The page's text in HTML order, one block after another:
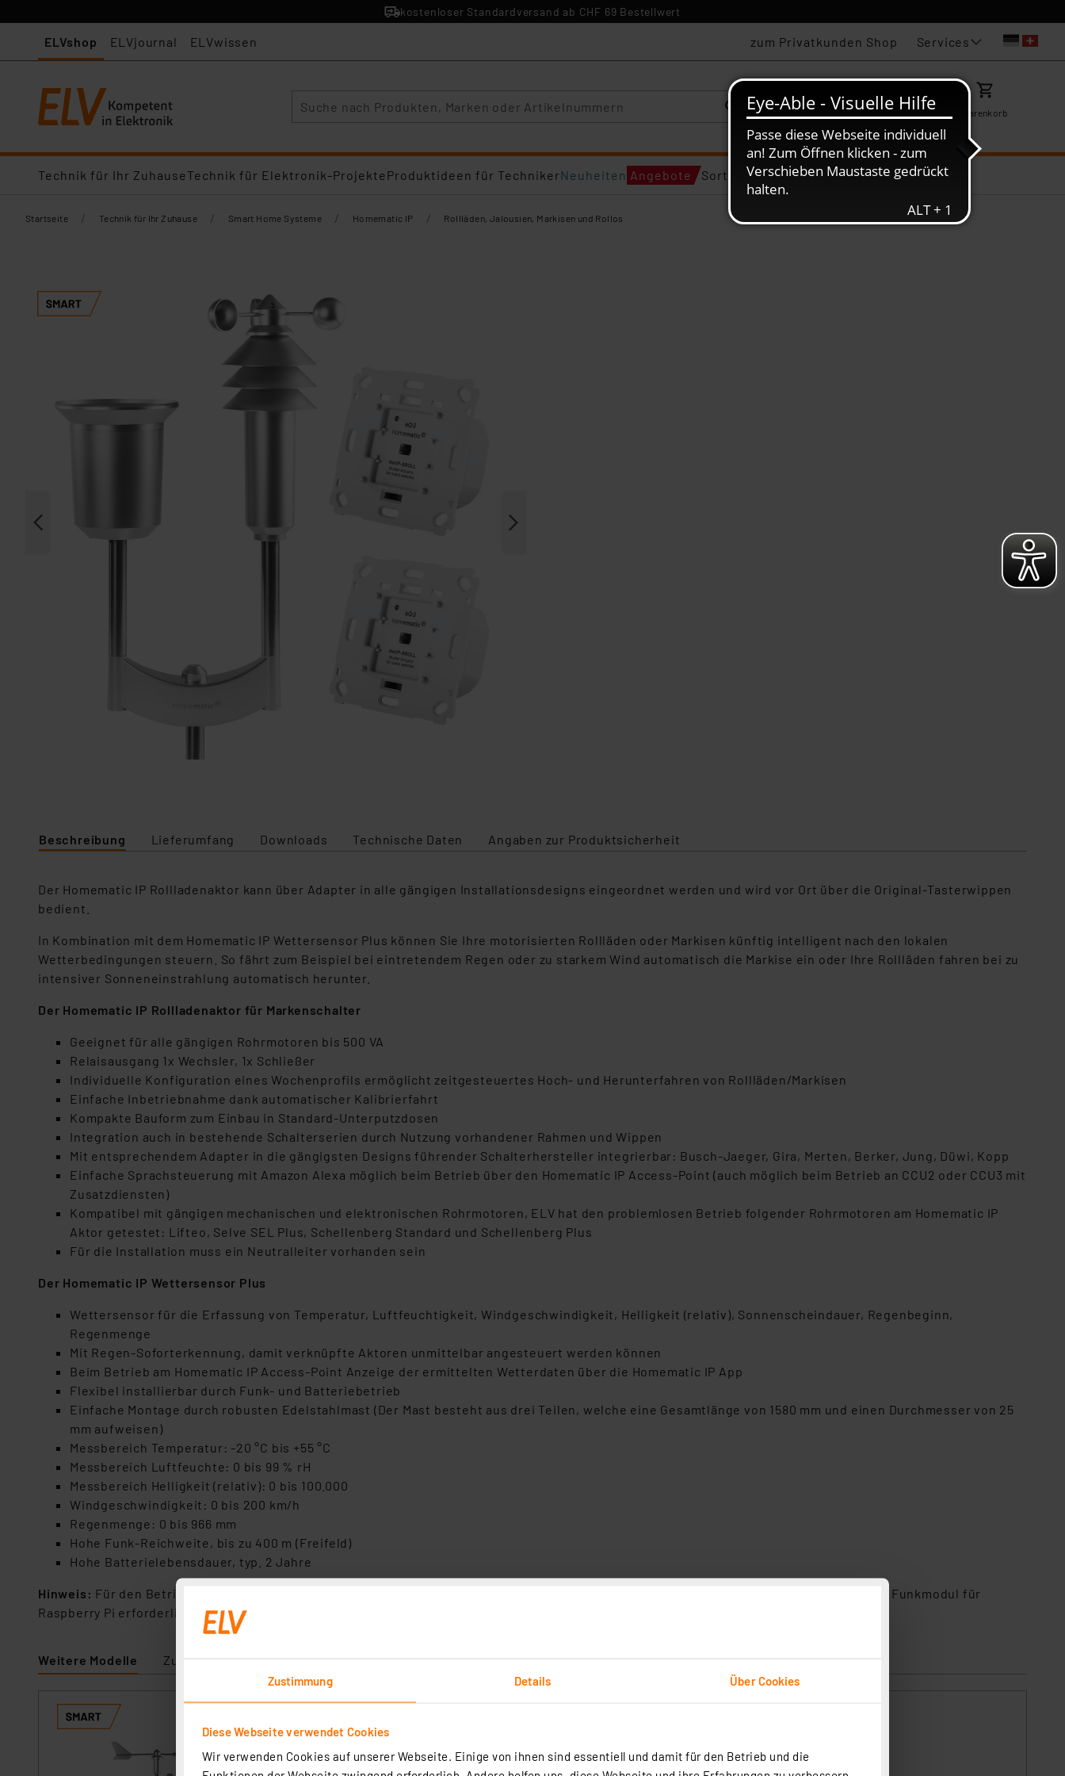
Zustimmung Details Über Cookies
Diese Webseite verwendet Cookies
Wir verwenden Cookies auf unserer Webseite. Einige von ihnen sind essentiell und damit für den Betrieb und die
kostenloser Standardversand ab CHF 69 Bestellwert
ELVshop ELVjournal ELVwissen zum Privatkunden Shop Services
KarriereMein ELV Merkzettel Warenkorb
Technik für Ihr ZuhauseTechnik für Elektronik-ProjekteProduktideen für TechnikerNeuheiten Angebote Sortiments-Deals
Startseite / Technik für Ihr Zuhause / Smart Home Systeme / Homematic IP / Rollläden, Jalousien, Markisen und Rollos
Beschreibung Lieferumfang Downloads Technische Daten Angaben zur Produktsicherheit
Der Homematic IP Rollladenaktor kann über Adapter in alle gängigen Installationsdesigns eingeordnet werden und wird vor Ort über die Original-Tasterwippen
bedient.
In Kombination mit dem Homematic IP Wettersensor Plus können Sie Ihre motorisierten Rollläden oder Markisen künftig intelligent nach den lokalen
Wetterbedingungen steuern. So fährt zum Beispiel bei eintretendem Regen oder zu starkem Wind automatisch die Markise ein oder Ihre Rollläden fahren bei zu
intensiver Sonneneinstrahlung automatisch herunter.
Der Homematic IP Rollladenaktor für Markenschalter
Geeignet für alle gängigen Rohrmotoren bis 500 VA
Relaisausgang 1x Wechsler, 1x Schließer
Individuelle Konfiguration eines Wochenprofils ermöglicht zeitgesteuertes Hoch- und Herunterfahren von Rollläden/Markisen
Einfache Inbetriebnahme dank automatischer Kalibrierfahrt
Kompakte Bauform zum Einbau in Standard-Unterputzdosen
Integration auch in bestehende Schalterserien durch Nutzung vorhandener Rahmen und Wippen
Mit entsprechendem Adapter in die gängigsten Designs führender Schalterhersteller integrierbar: Busch-Jaeger, Gira, Merten, Berker, Jung, Düwi, Kopp
Einfache Sprachsteuerung mit Amazon Alexa möglich beim Betrieb über den Homematic IP Access-Point (auch möglich beim Betrieb an CCU2 oder CCU3 mit
Zusatzdiensten)
Kompatibel mit gängigen mechanischen und elektronischen Rohrmotoren, ELV hat den problemlosen Betrieb folgender Rohrmotoren am Homematic IP
Aktor getestet: Lifteo, Selve SEL Plus, Schellenberg Standard und Schellenberg Plus
Für die Installation muss ein Neutralleiter vorhanden sein
Der Homematic IP Wettersensor Plus
Wettersensor für die Erfassung von Temperatur, Luftfeuchtigkeit, Windgeschwindigkeit, Helligkeit (relativ), Sonnenscheindauer, Regenbeginn,
Regenmenge
Mit Regen-Soforterkennung, damit verknüpfte Aktoren unmittelbar angesteuert werden können
Beim Betrieb am Homematic IP Access-Point Anzeige der ermittelten Wetterdaten über die Homematic IP App
Flexibel installierbar durch Funk- und Batteriebetrieb
Einfache Montage durch robusten Edelstahlmast (Der Mast besteht aus drei Teilen, welche eine Gesamtlänge von 1580 mm und einen Durchmesser von 25
mm aufweisen)
Messbereich Temperatur: -20 °C bis +55 °C
Messbereich Luftfeuchte: 0 bis 99 % rH
Messbereich Helligkeit (relativ): 0 bis 100.000
Windgeschwindigkeit: 0 bis 200 km/h
Regenmenge: 0 bis 966 mm
Hohe Funk-Reichweite, bis zu 400 m (Freifeld)
Hohe Batterielebensdauer, typ. 2 Jahre
Hinweis: Für den Betrieb ist ein Homematic IP Access-Point, Homematic IP Zentrale CCU3, Homematic-Zentrale CCU2 oder ELV Homematic Funkmodul für
Raspberry Pi erforderlich.
Weitere Modelle Zubehör
Artikel-Nr. 151821
1 2 3 4 5 (15)